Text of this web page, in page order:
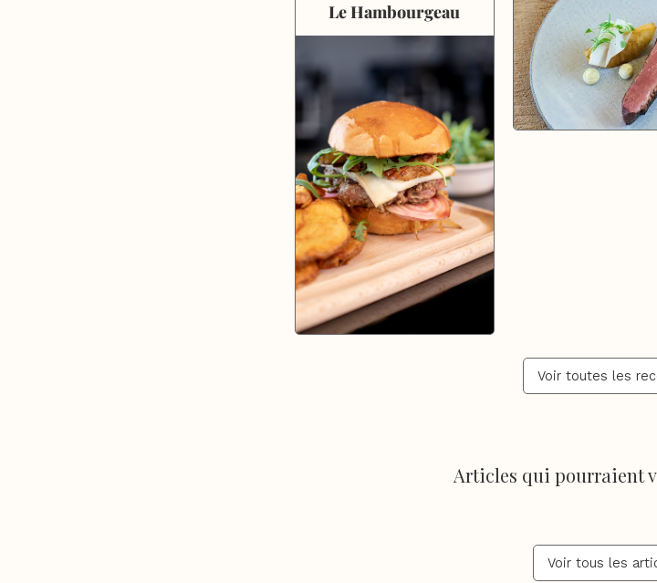
Le Hambourgeau
Voir toutes les
Articles qui pourraient
Voir tous les